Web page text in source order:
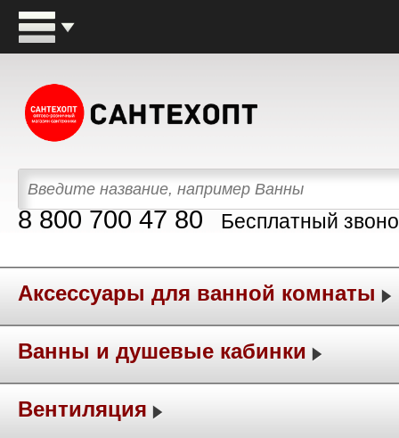
8 800 700 47 80 Бесплатный
Аксессуары для ванной комнаты
Ванны и душевые кабинки
Вентиляция